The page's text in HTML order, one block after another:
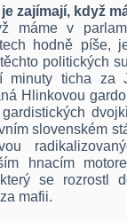
zajímají, když
máme v
hodně píše,
politických
minuty ticha za
Hlinkovou
slovenském
hnacím
se rozrostl
mafii.